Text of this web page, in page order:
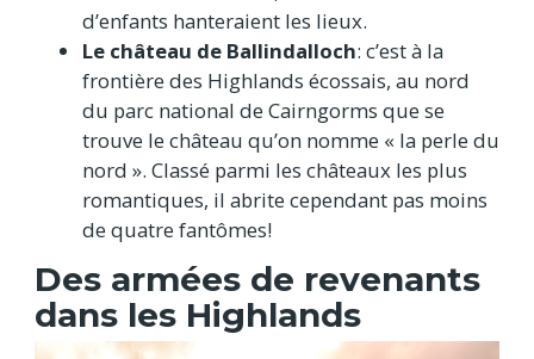
d’enfants hanteraient les lieux.
Le château de Ballindalloch: c’est à la
frontière des Highlands écossais, au nord
du parc national de Cairngorms que se
trouve le château qu’on nomme « la perle du
nord ». Classé parmi les châteaux les plus
romantiques, il abrite cependant pas moins
de quatre fantômes!
Des armées de revenants
dans les Highlands